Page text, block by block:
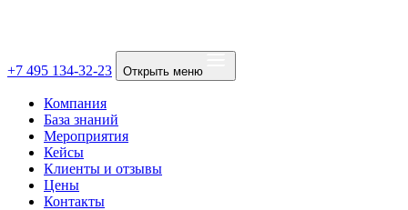
+7 495 134-32-23 Открыть меню
Компания
База знаний
Мероприятия
Кейсы
Клиенты и отзывы
Цены
Контакты